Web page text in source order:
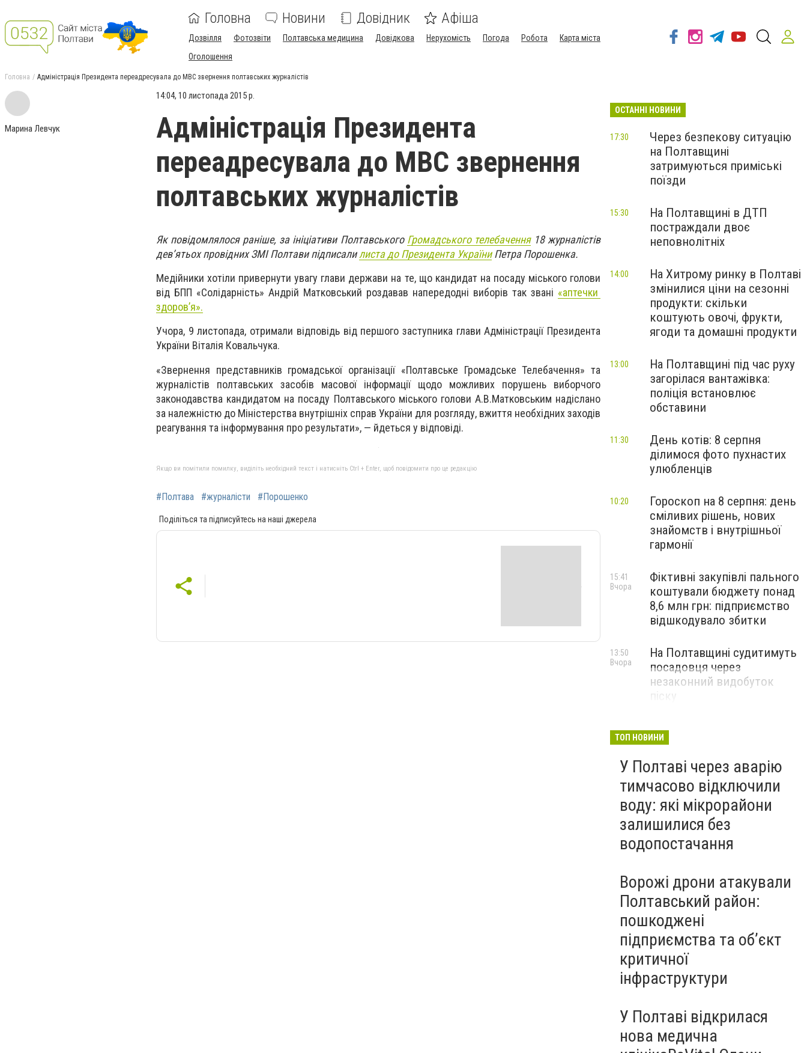
Головна Новини Довідник Афіша
Дозвілля Фотозвіти Полтавська медицина Довідкова Нерухомість Погода Робота
Карта міста
Оголошення
Головна Адміністрація Президента переадресувала до МВС звернення полтавських журналістів
Марина Левчук
14:04, 10 листопада 2015 р.
Адміністрація Президента
переадресувала до МВС звернення
полтавських журналістів
Як повідомлялося раніше, за ініціативи Полтавського Громадського телебачення18 журналістів
дев’ятьох провідних ЗМІ Полтави підписалилиста до Президента УкраїниПетра Порошенка.
Медійники хотіли привернути увагу глави держави на те, що кандидат на посаду міського голови
від БПП «Солідарність» Андрій Матковський роздавав напередодні виборів так звані «аптечки
здоров’я».
Учора, 9 листопада, отримали відповідь від першого заступника глави Адміністрації Президента
України Віталія Ковальчука.
«Звернення представників громадської організації «Полтавське Громадське Телебачення» та
журналістів полтавських засобів масової інформації щодо можливих порушень виборчого
законодавства кандидатом на посаду Полтавського міського голови А.В.Матковським надіслано
за належністю до Міністерства внутрішніх справ України для розгляду, вжиття необхідних заходів
реагування та інформування про результати», — йдеться у відповіді.
Якщо ви помітили помилку, виділіть необхідний текст і натисніть Ctrl + Enter, щоб повідомити про це редакцію
#Полтава #журналісти #Порошенко
Поділіться та підписуйтесь на наші джерела
ОСТАННІ НОВИНИ
Через безпекову ситуацію
на Полтавщині
затримуються приміські
поїзди
17:30
На Полтавщині в ДТП
постраждали двоє
неповнолітніх
15:30
На Хитрому ринку в Полтаві
змінилися ціни на сезонні
продукти: скільки
коштують овочі, фрукти,
ягоди та домашні продукти
14:00
На Полтавщині під час руху
загорілася вантажівка:
поліція встановлює
обставини
13:00
День котів: 8 серпня
ділимося фото пухнастих
улюбленців
11:30
Гороскоп на 8 серпня: день
сміливих рішень, нових
знайомств і внутрішньої
гармонії
10:20
Фіктивні закупівлі пального
коштували бюджету понад
8,6 млн грн: підприємство
відшкодувало збитки
15:41
Вчора
На Полтавщині судитимуть
посадовця через
незаконний видобуток
13:50
Вчора
ТОП НОВИНИ
У Полтаві через аварію
тимчасово відключили
воду: які мікрорайони
залишилися без
водопостачання
Ворожі дрони атакували
Полтавський район:
пошкоджені
підприємства та об’єкт
критичної
інфраструктури
У Полтаві відкрилася
нова медична